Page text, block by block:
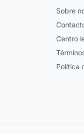
Sobre
Centro
Política